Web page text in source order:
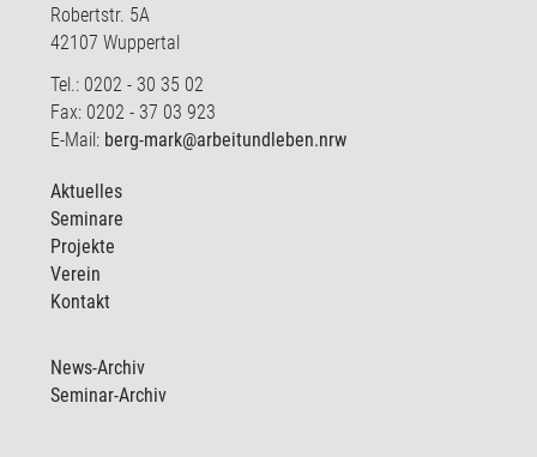
Robertstr. 5A
42107 Wuppertal
Tel.: 0202 - 30 35 02
Fax: 0202 - 37 03 923
E-Mail: berg-mark@arbeitundleben.nrw
Aktuelles
Seminare
Projekte
Verein
Kontakt
News-Archiv
Seminar-Archiv